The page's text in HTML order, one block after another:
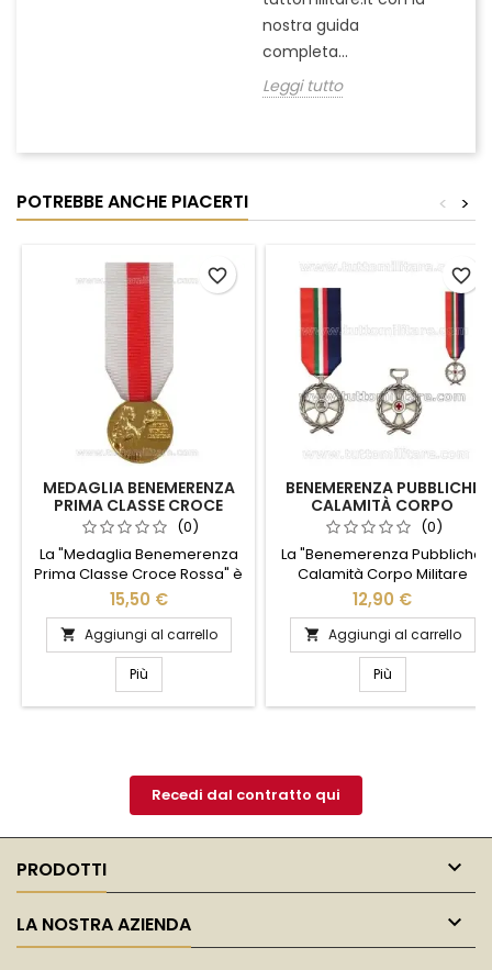
nostra guida
completa...
Leggi tutto
POTREBBE ANCHE PIACERTI >
<
MEDAGLIA BENEMERENZA
PRIMA CLASSE CROCE
ROSSA
(0)
La "Medaglia Benemerenza
Prima Classe Croce Rossa" è
un simbolo di eccellenza e
dedizione umanitaria.
Realizzata con materiali di
alta qualità, questa medaglia
rappresenta un
riconoscimento prestigioso
per coloro che hanno
servizio alla comunità. Il suo
design elegante e raffinato
riflette l'onore e il...
15,50 €
 Aggiungi al carrello
Più
favorite_border
BENEMERENZA PUBBLICHE
CALAMITÀ CORPO
MILITARE CROCE ROSSA
(0)
La "Benemerenza Pubbliche
Calamità Corpo Militare
Croce Rossa" è un
prestigioso riconoscimento
dedicato a coloro che hanno
dimostrato straordinario
coraggio e dedizione
durante situazioni di
emergenza. Questo onore
prima linea per
salvaguardare vite umane e
garantire sicurezza e
12,90 €
 Aggiungi al carrello
Più
favorite_border
Recedi dal contratto qui
PRODOTTI 
LA NOSTRA AZIENDA 